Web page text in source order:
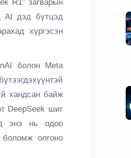
R1” загварын
AI дэд бүтцэд
хүргэсэн
болон Meta
хандсан байж
DeepSeek шиг
энэ нь одоо
олгоно